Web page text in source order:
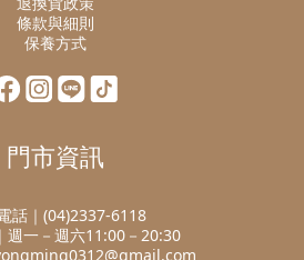
條款與細則
保養方式
門市資訊
話｜(04)2337-6118
週一－週六11:00－20:30